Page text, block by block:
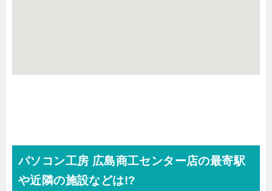
パソコン工房 広島商工センター店の最寄駅
や近隣の施設などは!?